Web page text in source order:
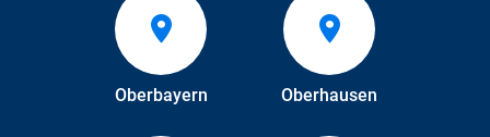
Oberbayern Oberhausen